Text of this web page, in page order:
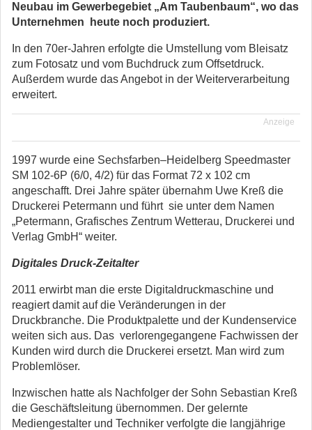
Neubau im Gewerbegebiet „Am Taubenbaum“, wo das
Unternehmen heute noch produziert.
In den 70er-Jahren erfolgte die Umstellung vom Bleisatz
zum Fotosatz und vom Buchdruck zum Offsetdruck.
Außerdem wurde das Angebot in der Weiterverarbeitung
erweitert.
Anzeige
1997 wurde eine Sechsfarben–Heidelberg Speedmaster
SM 102-6P (6/0, 4/2) für das Format 72 x 102 cm
angeschafft. Drei Jahre später übernahm Uwe Kreß die
Druckerei Petermann und führt sie unter dem Namen
„Petermann, Grafisches Zentrum Wetterau, Druckerei und
Verlag GmbH“ weiter.
Digitales Druck-Zeitalter
2011 erwirbt man die erste Digitaldruckmaschine und
reagiert damit auf die Veränderungen in der
Druckbranche. Die Produktpalette und der Kundenservice
weiten sich aus. Das verlorengegangene Fachwissen der
Kunden wird durch die Druckerei ersetzt. Man wird zum
Problemlöser.
Inzwischen hatte als Nachfolger der Sohn Sebastian Kreß
die Geschäftsleitung übernommen. Der gelernte
Mediengestalter und Techniker verfolgte die langjährige